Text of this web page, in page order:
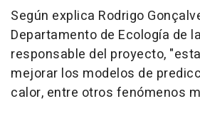
Según explica Rodrigo
Departamento de Ecología de
responsable del proyecto,
mejorar los modelos de
calor, entre otros fenómenos